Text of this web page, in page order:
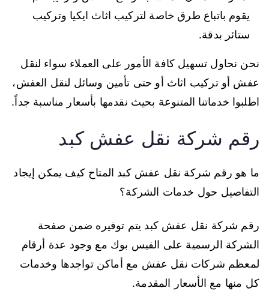
يقوم باتباع طرق خاصة لتركيب اثاث ايكيا وتركيب
ستائر بدقة.
نحن نحاول تسهيل كافة الأمور على العملاء سواء لنقل
عفش أو تركيب اثاث أو حتى تأمين وسائل لنقل العفش،
اطلبوا خدماتنا المتنوعة بحيث نقدمها بأسعار مناسبة جداً.
رقم شركة نقل عفش كبد
ما هو رقم شركة نقل عفش كبد المتاح كيف يمكن إيجاد
التفاصيل حول خدمات الشركة؟
رقم شركة نقل عفش كبد يتم توفيره ضمن صفحة
الشركة الرسمية على الفيس بوك مع وجود عدة أرقام
لمعظم شركات نقل عفش مع أماكن تواجدها وخدمات
كل منها مع الأسعار المقدمة.